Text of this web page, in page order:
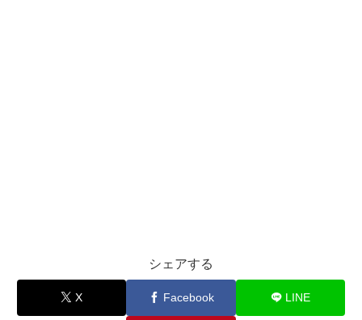
シェアする
X Facebook LINE